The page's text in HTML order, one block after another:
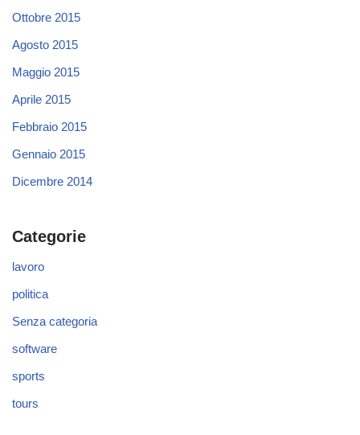
Ottobre 2015
Agosto 2015
Maggio 2015
Aprile 2015
Febbraio 2015
Gennaio 2015
Dicembre 2014
Categorie
lavoro
politica
Senza categoria
software
sports
tours